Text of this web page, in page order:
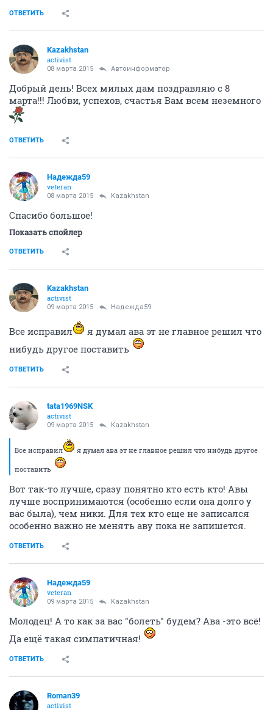
ОТВЕТИТЬ
Kazakhstan
activist
08 марта 2015 Автоинформатор
Добрый день! Всех милых дам поздравляю с 8
марта!!! Любви, успехов, счастья Вам всем неземного
ОТВЕТИТЬ
Надежда59
veteran
08 марта 2015 Kazakhstan
Спасибо большое!
Показать спойлер
ОТВЕТИТЬ
Kazakhstan
activist
09 марта 2015 Надежда59
Все исправил
я думал ава эт не главное решил что
нибудь другое поставить
ОТВЕТИТЬ
tata1969NSK
activist
09 марта 2015 Kazakhstan
Все исправил я думал ава эт не главное решил что нибудь другое
поставить
Вот так-то лучше, сразу понятно кто есть кто! Авы
лучше воспринимаются (особенно если она долго у
вас была), чем ники. Для тех кто еще не записался
особенно важно не менять аву пока не запишется.
ОТВЕТИТЬ
Надежда59
veteran
09 марта 2015 Kazakhstan
Молодец! А то как за вас "болеть" будем? Ава -это всё!
Да ещё такая симпатичная!
ОТВЕТИТЬ
Roman39
activist